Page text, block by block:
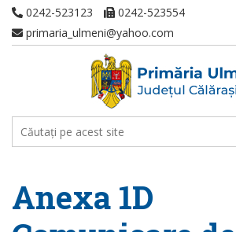
0242-523123
0242-523554
primaria_ulmeni@yahoo.com
Anexa 1D